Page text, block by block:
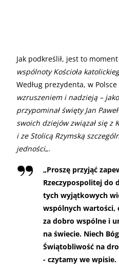
Jak podkreślił, jest to moment
wspólnoty Kościoła
Według prezydenta, w Polsce
wzruszeniem i nadzieją –
przypominał święty Jan
swoich dziejów związał się z
i ze Stolicą Rzymską
jedności„.
„Proszę przyjąć
Rzeczypospolitej do
tych wyjątkowych
wspólnych wartości,
za dobro wspólne i
na świecie. Niech
Świątobliwość na
- czytamy we wpisie.